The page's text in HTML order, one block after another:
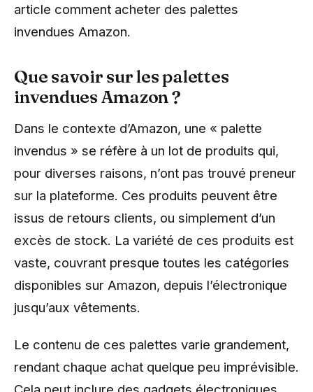
article comment acheter des palettes
invendues Amazon.
Que savoir sur les palettes
invendues Amazon ?
Dans le contexte d’Amazon, une « palette
invendus » se réfère à un lot de produits qui,
pour diverses raisons, n’ont pas trouvé preneur
sur la plateforme. Ces produits peuvent être
issus de retours clients, ou simplement d’un
excès de stock. La variété de ces produits est
vaste, couvrant presque toutes les catégories
disponibles sur Amazon, depuis l’électronique
jusqu’aux vêtements.
Le contenu de ces palettes varie grandement,
rendant chaque achat quelque peu imprévisible.